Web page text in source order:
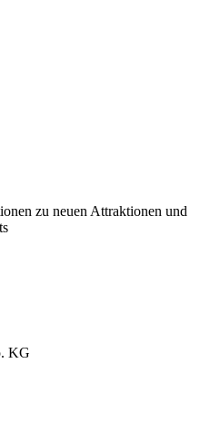
zu neuen Attraktionen und
KG